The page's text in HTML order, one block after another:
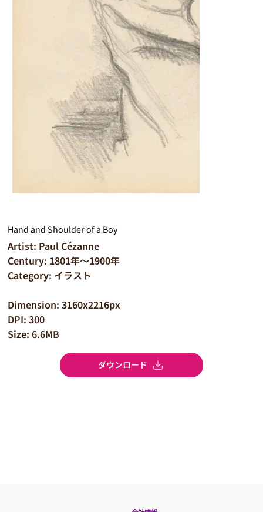
Hand and Shoulder of a Boy
Artist: Paul Cézanne
Century: 1801年～1900年
Category: イラスト
Dimension: 3160x2216px
DPI: 300
Size: 6.6MB
ダウンロード